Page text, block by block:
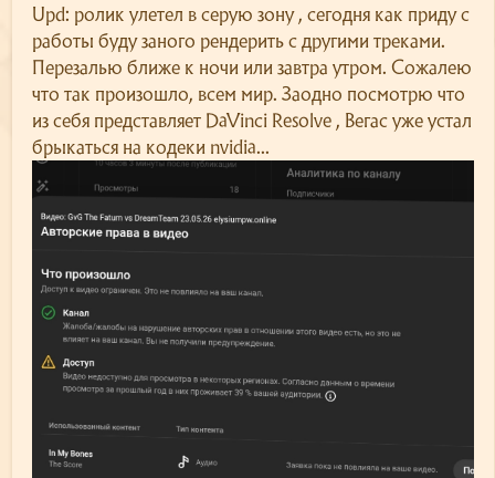
Upd: ролик улетел в серую зону , сегодня как приду с
работы буду заного рендерить с другими треками.
Перезалью ближе к ночи или завтра утром. Сожалею
что так произошло, всем мир. Заодно посмотрю что
из себя представляет DaVinci Resolve , Вегас уже устал
брыкаться на кодеки nvidia...